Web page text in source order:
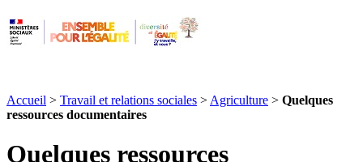
Accueil > Travail et relations sociales > Agriculture > Quelques
ressources documentaires
Quelques ressources